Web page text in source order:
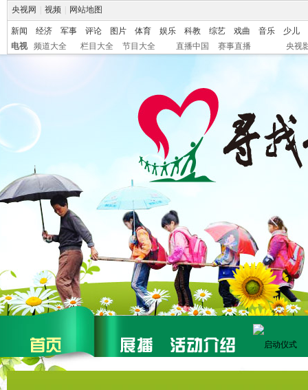
央视网 视频 网站地图
新闻 经济 军事 评论 图片 体育 娱乐 科教 综艺 戏曲 音乐
少儿
电视
频道大全 栏目大全 节目大全 直播中国 赛事直播 央视